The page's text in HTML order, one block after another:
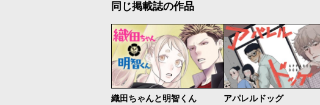
同じ掲載誌の作品
織田ちゃんと明智くん アパレルドッグ